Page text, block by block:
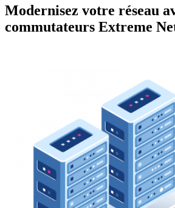
Modernisez votre réseau
commutateurs Extreme